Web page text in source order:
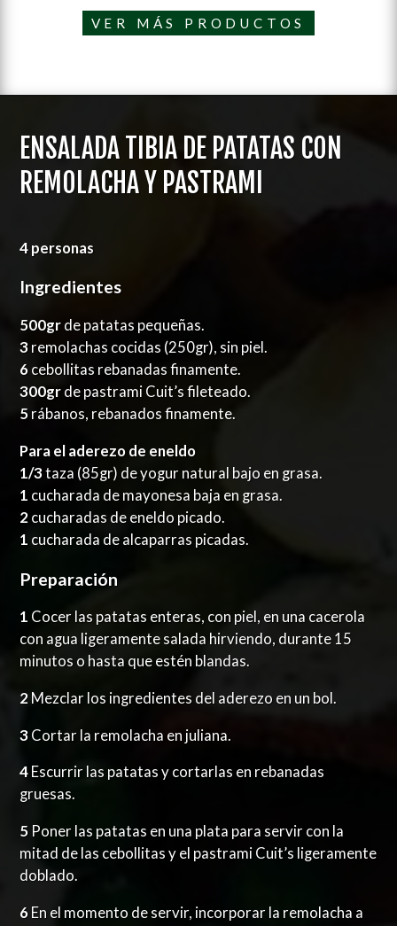
VER MÁS PRODUCTOS
ENSALADA TIBIA DE PATATAS CON
REMOLACHA Y PASTRAMI
4 personas
Ingredientes
500gr de patatas pequeñas.
3 remolachas cocidas (250gr), sin piel.
6 cebollitas rebanadas finamente.
300gr de pastrami Cuit’s fileteado.
5 rábanos, rebanados finamente.
Para el aderezo de eneldo
1/3 taza (85gr) de yogur natural bajo en grasa.
1 cucharada de mayonesa baja en grasa.
2 cucharadas de eneldo picado.
1 cucharada de alcaparras picadas.
Preparación
1 Cocer las patatas enteras, con piel, en una cacerola
con agua ligeramente salada hirviendo, durante 15
minutos o hasta que estén blandas.
2 Mezclar los ingredientes del aderezo en un bol.
3 Cortar la remolacha en juliana.
4 Escurrir las patatas y cortarlas en rebanadas
gruesas.
5 Poner las patatas en una plata para servir con la
mitad de las cebollitas y el pastrami Cuit’s ligeramente
doblado.
6 En el momento de servir, incorporar la remolacha a